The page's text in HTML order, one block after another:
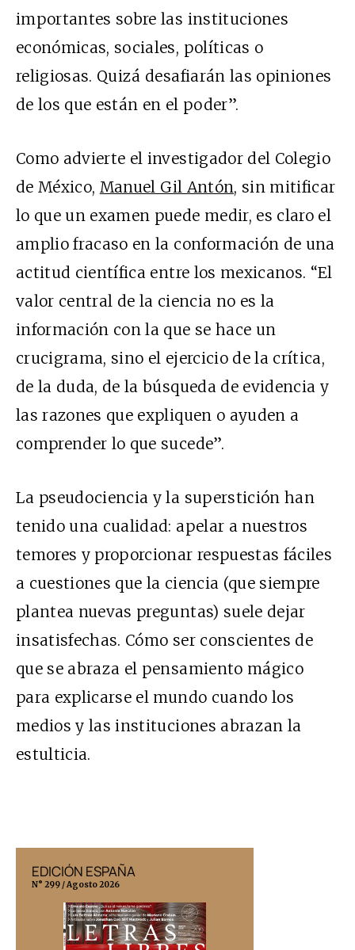
importantes sobre las instituciones
económicas, sociales, políticas o
religiosas. Quizá desafiarán las opiniones
de los que están en el poder”.
Como advierte el investigador del Colegio
de México, Manuel Gil Antón, sin mitificar
lo que un examen puede medir, es claro el
amplio fracaso en la conformación de una
actitud científica entre los mexicanos. “El
valor central de la ciencia no es la
información con la que se hace un
crucigrama, sino el ejercicio de la crítica,
de la duda, de la búsqueda de evidencia y
las razones que expliquen o ayuden a
comprender lo que sucede”.
La pseudociencia y la superstición han
tenido una cualidad: apelar a nuestros
temores y proporcionar respuestas fáciles
a cuestiones que la ciencia (que siempre
plantea nuevas preguntas) suele dejar
insatisfechas. Cómo ser conscientes de
que se abraza el pensamiento mágico
para explicarse el mundo cuando los
medios y las instituciones abrazan la
estulticia.
EDICIÓN ESPAÑA
N° 299 / Agosto 2026